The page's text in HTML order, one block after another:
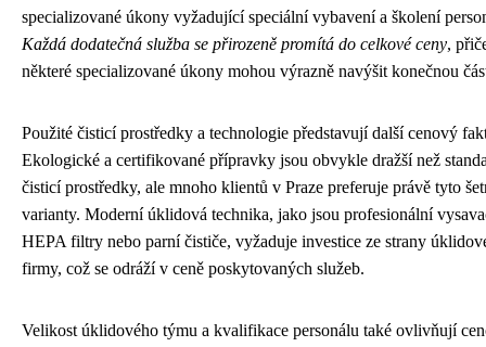
specializované úkony vyžadující speciální vybavení a školení
Každá dodatečná služba se přirozeně promítá do celkové ceny,
některé specializované úkony mohou výrazně navýšit konečnou
Použité čisticí prostředky a technologie představují další cenový
Ekologické a certifikované přípravky jsou obvykle dražší než
čisticí prostředky, ale mnoho klientů v Praze preferuje právě tyto
varianty. Moderní úklidová technika, jako jsou profesionální
HEPA filtry nebo parní čističe, vyžaduje investice ze strany
firmy, což se odráží v ceně poskytovaných služeb.
Velikost úklidového týmu a kvalifikace personálu také ovlivňují